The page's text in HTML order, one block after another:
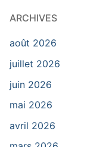
ARCHIVES
août 2026
juillet 2026
juin 2026
mai 2026
avril 2026